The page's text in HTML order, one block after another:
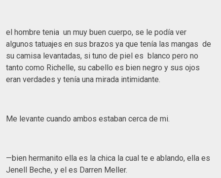
el hombre tenia un muy buen cuerpo, se le podía ver
algunos tatuajes en sus brazos ya que tenía las mangas de
su camisa levantadas, si tuno de piel es blanco pero no
tanto como Richelle, su cabello es bien negro y sus ojos
eran verdades y tenía una mirada intimidante.
Me levante cuando ambos estaban cerca de mi.
—bien hermanito ella es la chica la cual te e ablando, ella es
Jenell Beche, y el es Darren Meller.